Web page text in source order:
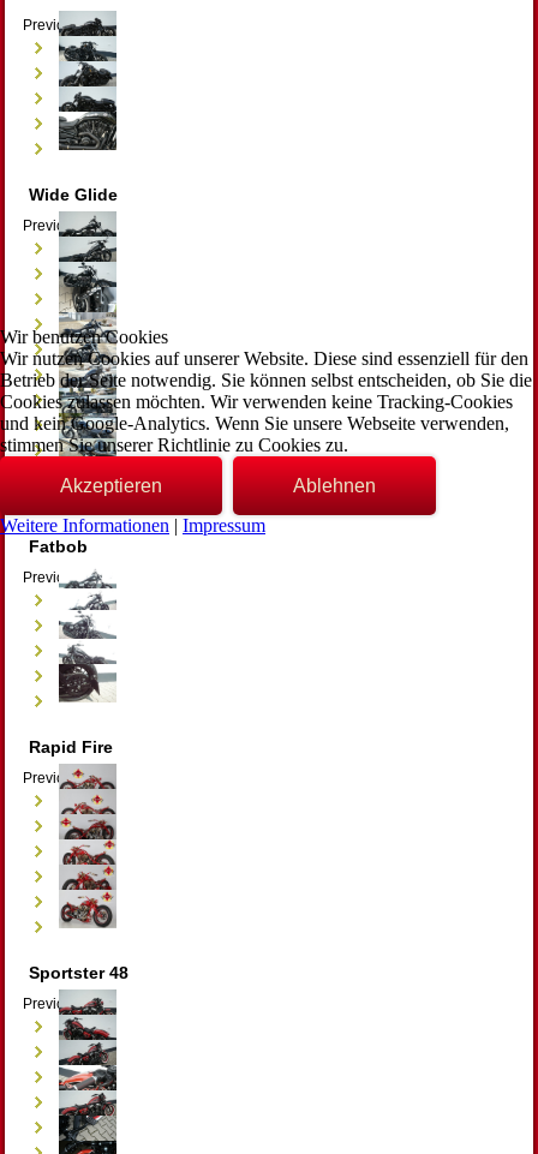
Previous Next
Wide Glide
Previous Next
Fatbob
Previous Next
Rapid Fire
Previous Next
Sportster 48
Previous Next
Wir benutzen Cookies
Wir nutzen Cookies auf unserer Website. Diese sind essenziell für den
Betrieb der Seite notwendig. Sie können selbst entscheiden, ob Sie die
Cookies zulassen möchten. Wir verwenden keine Tracking-Cookies
und kein Google-Analytics. Wenn Sie unsere Webseite verwenden,
stimmen Sie unserer Richtlinie zu Cookies zu.
Akzeptieren
Ablehnen
Weitere Informationen | Impressum